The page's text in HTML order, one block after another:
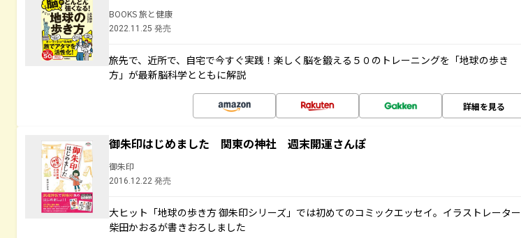
BOOKS 旅と健康
2022.11.25 発売
旅先で、近所で、自宅で今すぐ実践！楽しく脳を鍛える５０のトレーニングを「地球の歩き
方」が最新脳科学とともに解説
詳細を見る
御朱印はじめました 関東の神社 週末開運さんぽ
御朱印
2016.12.22 発売
大ヒット「地球の歩き方 御朱印シリーズ」では初めてのコミックエッセイ。イラストレーター
柴田かおるが書きおろしました